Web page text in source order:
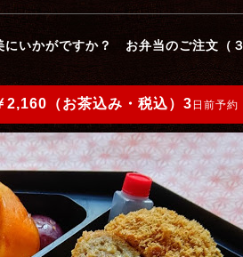
いかがですか？ お弁当のご注文（
（お茶込み・税込）3 日前予約